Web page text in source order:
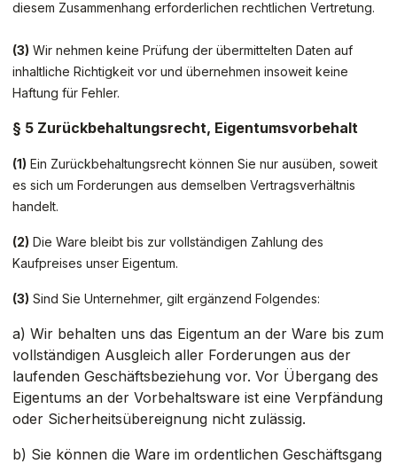
diesem Zusammenhang erforderlichen rechtlichen Vertretung.
(3) Wir nehmen keine Prüfung der übermittelten Daten auf
inhaltliche Richtigkeit vor und übernehmen insoweit keine
Haftung für Fehler.
§ 5 Zurückbehaltungsrecht, Eigentumsvorbehalt
(1) Ein Zurückbehaltungsrecht können Sie nur ausüben, soweit
es sich um Forderungen aus demselben Vertragsverhältnis
handelt.
(2) Die Ware bleibt bis zur vollständigen Zahlung des
Kaufpreises unser Eigentum.
(3) Sind Sie Unternehmer, gilt ergänzend Folgendes:
a) Wir behalten uns das Eigentum an der Ware bis zum
vollständigen Ausgleich aller Forderungen aus der
laufenden Geschäftsbeziehung vor. Vor Übergang des
Eigentums an der Vorbehaltsware ist eine Verpfändung
oder Sicherheitsübereignung nicht zulässig.
b) Sie können die Ware im ordentlichen Geschäftsgang